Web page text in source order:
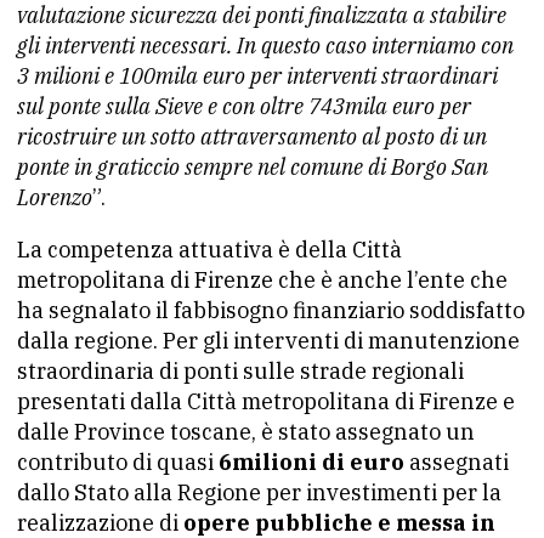
valutazione sicurezza dei ponti finalizzata a stabilire
gli interventi necessari. In questo caso interniamo con
3 milioni e 100mila euro per interventi straordinari
sul ponte sulla Sieve e con oltre 743mila euro per
ricostruire un sotto attraversamento al posto di un
ponte in graticcio sempre nel comune di Borgo San
Lorenzo”.
La competenza attuativa è della Città
metropolitana di Firenze che è anche l’ente che
ha segnalato il fabbisogno finanziario soddisfatto
dalla regione. Per gli interventi di manutenzione
straordinaria di ponti sulle strade regionali
presentati dalla Città metropolitana di Firenze e
dalle Province toscane, è stato assegnato un
contributo di quasi 6milioni di euro assegnati
dallo Stato alla Regione per investimenti per la
realizzazione di opere pubbliche e messa in